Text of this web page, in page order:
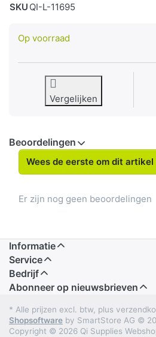
SKU QI-L-11695
Op voorraad
Vergelijken
Beoordelingen
Wees de eerste om dit
Er zijn nog geen beoordelingen
Informatie
Service
Bedrijf
Abonneer op nieuwsbrieven
* Alle prijzen excl. btw, plus
Shopsoftware by SmartStore AG ©
Copyright © 2026 Qi Supplies